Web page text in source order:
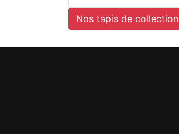
Nos tapis de collection